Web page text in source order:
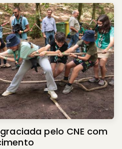
pelo CNE com